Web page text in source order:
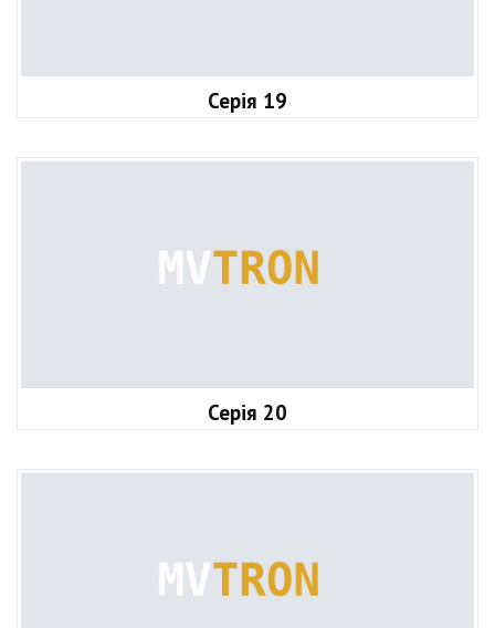
Серія 19
Серія 20